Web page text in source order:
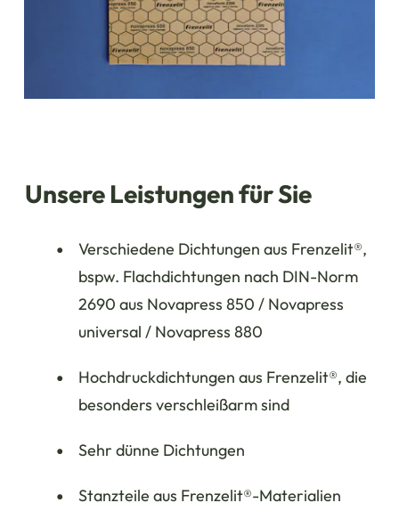
Unsere Leistungen für Sie
Verschiedene Dichtungen aus Frenzelit®,
bspw. Flachdichtungen nach DIN-Norm
2690 aus Novapress 850 / Novapress
universal / Novapress 880
Hochdruckdichtungen aus Frenzelit®, die
besonders verschleißarm sind
Sehr dünne Dichtungen
Stanzteile aus Frenzelit®-Materialien